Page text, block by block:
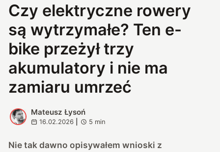
Czy elektryczne rowery
są wytrzymałe? Ten e-
bike przeżył trzy
akumulatory i nie ma
zamiaru umrzeć
M
Mateusz Łysoń
16.02.2026 5 min
Nie tak dawno opisywałemwnioski z